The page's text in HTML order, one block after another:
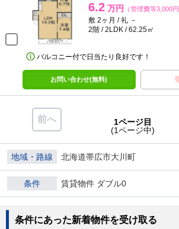
6.2 万円 （管理費等3,000円
敷 2ヶ月 / 礼 －
2階 / 2LDK / 62.25㎡
バルコニー付で日当たり良好です！
お問い合わせ(無料)
前へ
1ページ目
(1ページ中)
地域・路線 北海道帯広市大川町
条件 賃貸物件 ダブル0
条件にあった新着物件を受け取る